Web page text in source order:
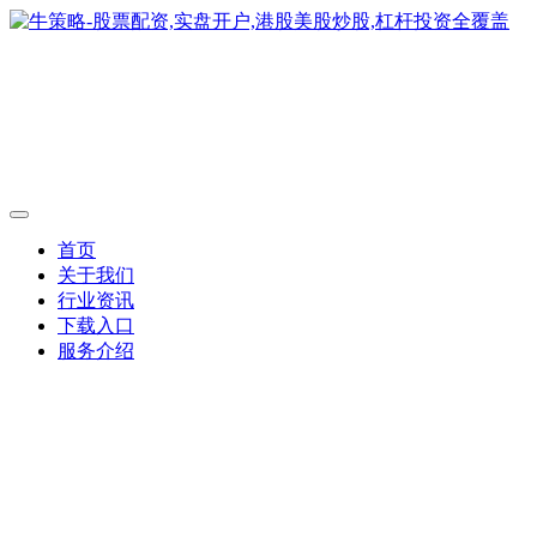
首页
关于我们
行业资讯
下载入口
服务介绍